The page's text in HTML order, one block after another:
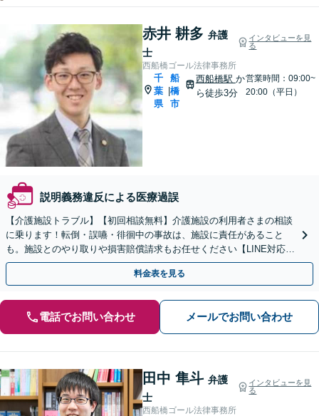
赤井 耕多 弁護
士
インタビューを見
る
西船橋ゴール法律事務所
千
葉
県
船
橋
市
西船橋駅 か
ら徒歩3分
営業時間：09:00~
20:00（平日）
説明義務違反による医療過誤
【介護施設トラブル】【初回相談無料】介護施設の利用者さまの相談
に乗ります！転倒・誤嚥・徘徊中の事故は、施設に責任があること
も。施設とのやり取りや損害賠償請求もお任せください【LINE対応
可】【夜間・休日面談可】【西船橋駅3分】
料金表を見る
電話でお問い合わせ メールでお問い合わせ
田中 隼斗 弁護
士
インタビューを見
る
西船橋ゴール法律事務所